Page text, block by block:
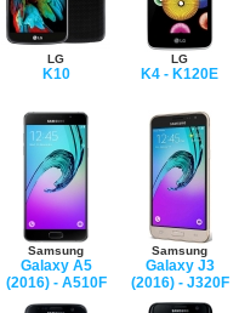
LG
K10
LG
K4 - K120E
Samsung
Galaxy A5
(2016) - A510F
Samsung
Galaxy J3
(2016) - J320F